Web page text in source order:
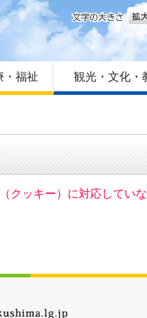
文字
・福祉 観光・文化・
クッキー）に対応してい